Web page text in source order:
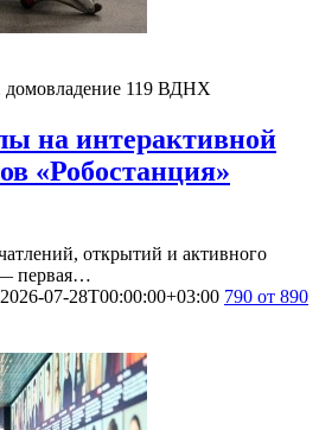
119 ВДНХ
на интерактивной
«Робостанция»
открытий и активного
первая…
2026-07-28T00:00:00+03:00 790 от 890